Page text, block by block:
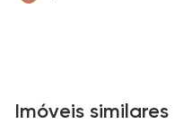
Imóveis similares